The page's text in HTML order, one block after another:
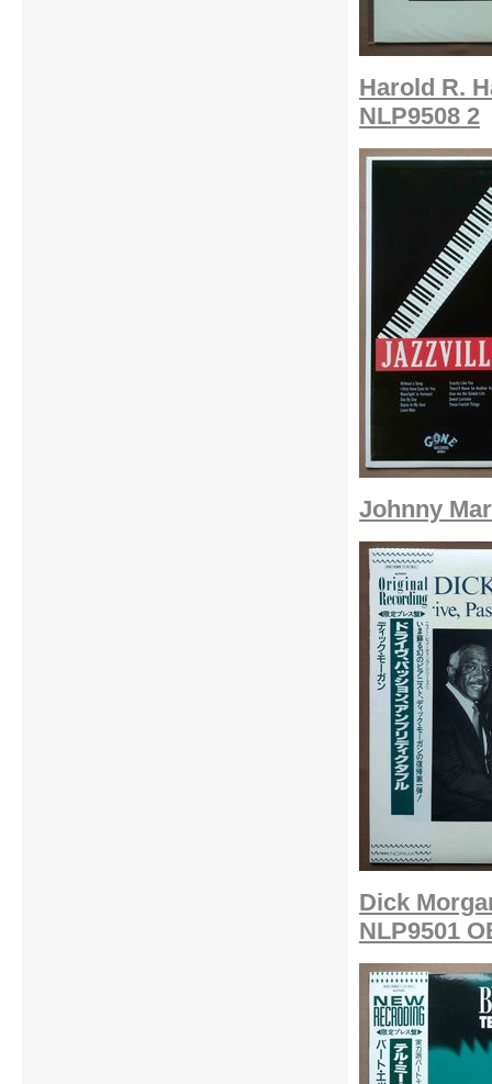
Harold R.
NLP9508 2
Johnny
Dick
NLP9501